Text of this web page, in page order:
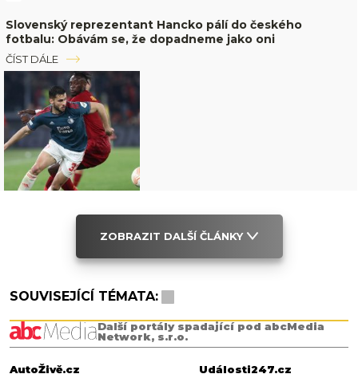
Slovenský reprezentant Hancko pálí do českého
fotbalu: Obávám se, že dopadneme jako oni
ČÍST DÁLE
ZOBRAZIT DALŠÍ ČLÁNKY
SOUVISEJÍCÍ TÉMATA:
Další portály spadající pod abcMedia
Network, s.r.o.
AutoŽivě.cz
Události247.cz